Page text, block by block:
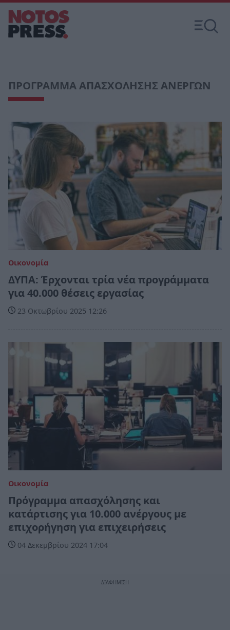
ΠΡΟΓΡΑΜΜΑ ΑΠΑΣΧΟΛΗΣΗΣ ΑΝΕΡΓΩΝ
Οικονομία
ΔΥΠΑ: Έρχονται τρία νέα προγράμματα
για 40.000 θέσεις εργασίας
23 Οκτωβρίου 2025 12:26
Οικονομία
Πρόγραμμα απασχόλησης και
κατάρτισης για 10.000 ανέργους με
επιχορήγηση για επιχειρήσεις
04 Δεκεμβρίου 2024 17:04